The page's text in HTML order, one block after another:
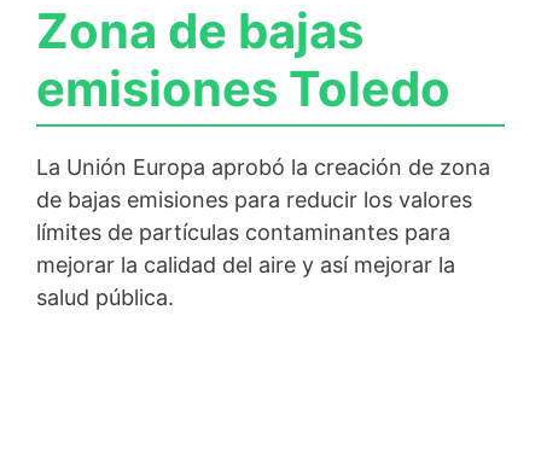
Zona de bajas
emisiones Toledo
La Unión Europa aprobó la creación de zona
de bajas emisiones para reducir los valores
límites de partículas contaminantes para
mejorar la calidad del aire y así mejorar la
salud pública.